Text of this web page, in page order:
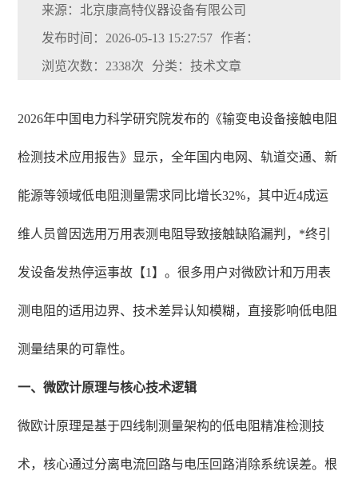
来源：北京康高特仪器设备有限公司
发布时间：2026-05-13 15:27:57 作者：
浏览次数：2338次 分类：技术文章
2026年中国电力科学研究院发布的《输变电设备接触电阻
检测技术应用报告》显示，全年国内电网、轨道交通、新
能源等领域低电阻测量需求同比增长32%，其中近4成运
维人员曾因选用万用表测电阻导致接触缺陷漏判，*终引
发设备发热停运事故【1】。很多用户对微欧计和万用表
测电阻的适用边界、技术差异认知模糊，直接影响低电阻
测量结果的可靠性。
一、微欧计原理与核心技术逻辑
微欧计原理是基于四线制测量架构的低电阻精准检测技
术，核心通过分离电流回路与电压回路消除系统误差。根